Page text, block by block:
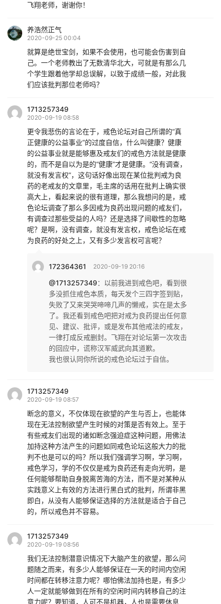
飞翔老师，谢谢你！
养浩然正气
2020-09-25 00:04
就算是绝世宝剑，如果不会使用，也可能会伤害到自
己。一个老师教出了无数清华北大，可就是有那么几
个学生跟着他学却总误解，以致于成绩一般，对此我
们应该批判那位老师吗？
1713257349
2020-09-19 08:58
更令我悲伤的言论在于，戒色论坛对自己所谓的“真
正健康的公益事业”的过度自信，什么叫健康？健康
的公益事业就是能够惠及戒友们的戒色方法就是健康
的，而不是自以为是的“健康”才是健康。“没有调查，
就没有发言权”，这句话好像出现在某位批判戒为良
药的老戒友的文章里，毛主席的话用在批判上确实很
高大上，看起来说的很有道理，那么我想问的是，戒
色论坛调查了那么多因戒为良药出现问题的戒友们，
有调查过那些受益的人吗？还是选择了间歇性的忽略
呢？是啊，没有调查，就没有发言权，戒色论坛在戒
为良药的好处之上，又有多少发言权可言呢？
172364361 2020-09-19 20:16
@1713257349：
以前我进到戒色吧，看到很
多没抓住戒色本质，每天发个三四字签到贴，
失败了又来哭哭啼啼几声的懒戒，实在是太多
了。我还看到戒色吧把对戒为良药提出任何意
见、建议、批评，或是发布其他戒法的戒友，
一律打成反戒删封。飞翔在对论坛第一次攻击
的回应中，谎称汉军威武向其道歉。
我也很认同你所说的戒色论坛过于自信。
1713257349
2020-09-19 08:57
断念的意义，不仅体现在欲望的产生与否上，也能体
现在无法控制欲望产生时候的对策是否有效上。至于
有些戒友们出现的诸如断念强迫症这种问题，用佛法
加持这种方法产生的问题如同戒色论坛这般大力的批
判不也是可以的吗？所以我们强调学习啊，学习啊，
戒色学习，学的不仅仅是戒为良药还有走向光明，是
任何能够帮助自身脱离苦海的方法，而不是对某种从
实践意义上有效的方法进行黑白式的批判，所谓非黑
即白，从没有人能够保证选择的方法就是适合于自己
的，所以戒色并不容易。
1713257349
2020-09-19 08:56
我们无法控制潜意识情况下大脑产生的欲望，那么问
题随之而来，有多少人能够保证在一天的时间内空闲
时间都在转移注意力呢？哪怕佛法加持也是，有多少
人一定就能够做到在所有的空闲时间内转移自己的注
意力呢？要知道，人可不是机器，人也是需要休息